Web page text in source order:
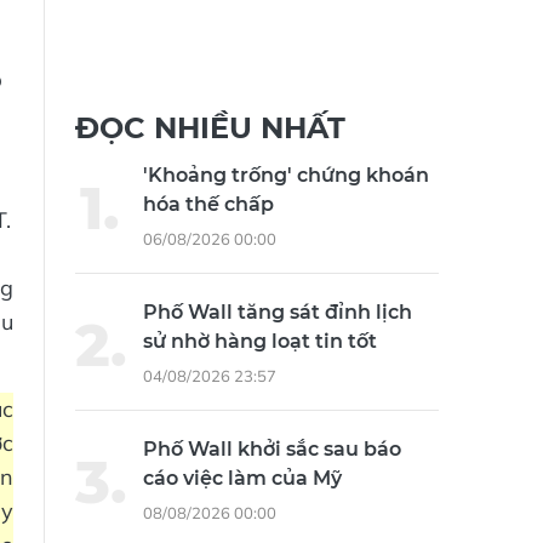
ĐỌC NHIỀU NHẤT
'Khoảng trống' chứng khoán
hóa thế chấp
06/08/2026 00:00
Phố Wall tăng sát đỉnh lịch
sử nhờ hàng loạt tin tốt
04/08/2026 23:57
Phố Wall khởi sắc sau báo
cáo việc làm của Mỹ
08/08/2026 00:00